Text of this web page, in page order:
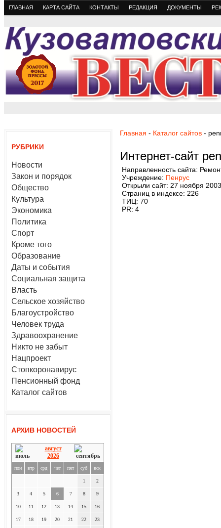
ГЛАВНАЯ КАРТА САЙТА КОНТАКТЫ РЕДАКЦИЯ ДОКУМЕНТЫ
РУБРИКИ
Новости
Закон и порядок
Общество
Культура
Экономика
Политика
Спорт
Кроме того
Образование
Даты и события
Социальная защита
Власть
Сельское хозяйство
Благоустройство
Человек труда
Здравоохранение
Никто не забыт
Нацпроект
Стопкоронавирус
Пенсионный фонд
Каталог сайтов
АРХИВ НОВОСТЕЙ
август
2026
пон втр срд чет пят суб вск
1 2
3 4 5 6 7 8 9
10 11 12 13 14 15 16
17 18 19 20 21 22 23
Главная - Каталог сайтов -
Интернет-сайт
Направленность сайта:
Учреждение: Пенрус
Открыли сайт: 27 ноября 2003
Страниц в индексе: 226
ТИЦ: 70
PR: 4